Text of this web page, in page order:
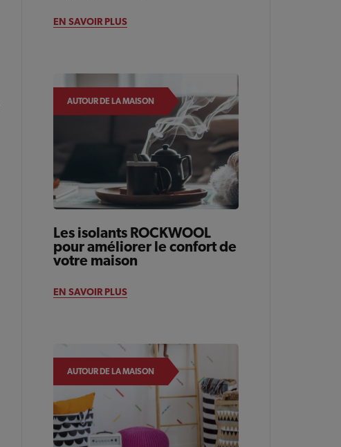
EN SAVOIR PLUS
AUTOUR DE LA MAISON
Les isolants ROCKWOOL
pour améliorer le confort de
votre maison
EN SAVOIR PLUS
AUTOUR DE LA MAISON